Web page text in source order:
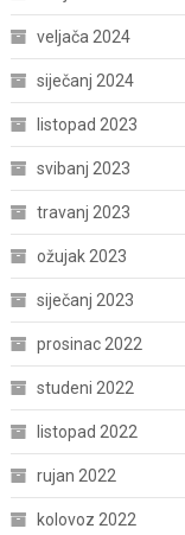
veljača 2024
siječanj 2024
listopad 2023
svibanj 2023
travanj 2023
ožujak 2023
siječanj 2023
prosinac 2022
studeni 2022
listopad 2022
rujan 2022
kolovoz 2022